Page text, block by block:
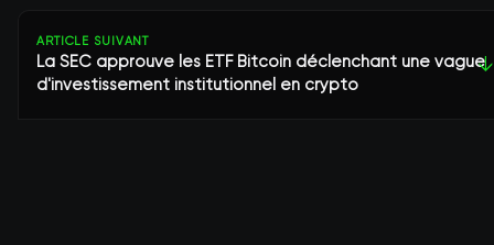
ARTICLE SUIVANT
La SEC approuve les ETF Bitcoin déclenchant une vague
d'investissement institutionnel en crypto
↓